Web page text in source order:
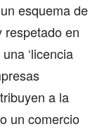
esquema de
respetado en
‘licencia
a la
un comercio